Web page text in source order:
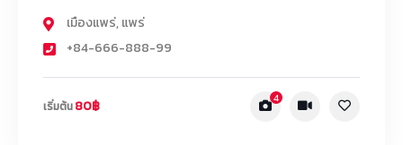
เมืองแพร่,แพร่
+84-666-888-99
เริ่มต้น80฿ 4